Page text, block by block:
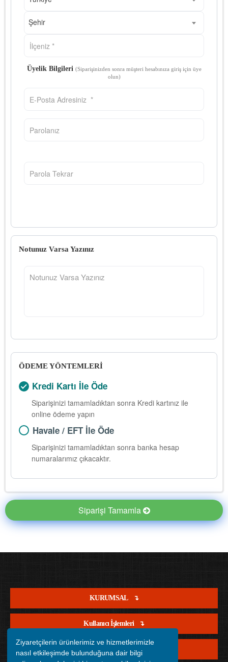
Ziyaretçilerin ürünlerimiz ve hizmetlerimizle
nasıl etkileşimde bulunduğuna dair bilgi
Şehir
Üyelik Bilgileri (Siparişinizden sonra müşteri hesabınıza giriş için üye
olun)
Notunuz Varsa Yazınız
ÖDEME YÖNTEMLERİ
Kredi Kartı İle Öde
Siparişinizi tamamladıktan sonra Kredi kartınız ile
online ödeme yapın
Havale / EFT İle Öde
Siparişinizi tamamladıktan sonra banka hesap
numaralarımız çıkacaktır.
Siparişi Tamamla
KURUMSAL
Kullanıcı İşlemleri
Satış İşlemleri